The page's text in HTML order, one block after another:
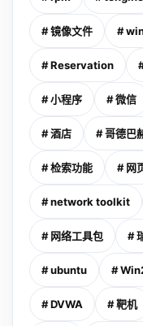
# 镜像文件 #
# Reservation
# 小程序 # 微信
# 酒店 # 哥德巴
# 检索功能 # 网
# network toolkit
# 网络工具包 #
# ubuntu #
# DVWA # 靶机